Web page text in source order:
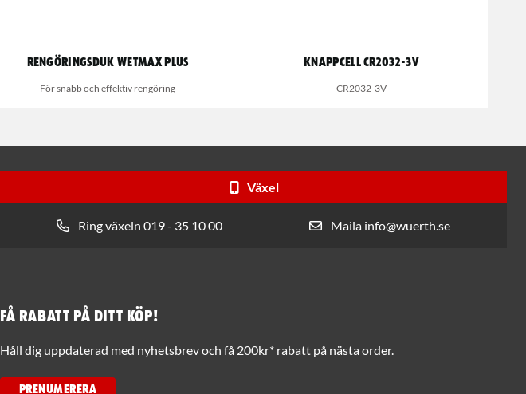
Rengöringsduk Wetmax Plus
För snabb och effektiv rengöring
Knappcell CR2032-3V
CR2032-3V
Växel
Ring växeln 019 - 35 10 00 Maila info@wuerth.se
Få rabatt på ditt köp!
Håll dig uppdaterad med nyhetsbrev och få 200kr* rabatt på nästa order.
PRENUMERERA